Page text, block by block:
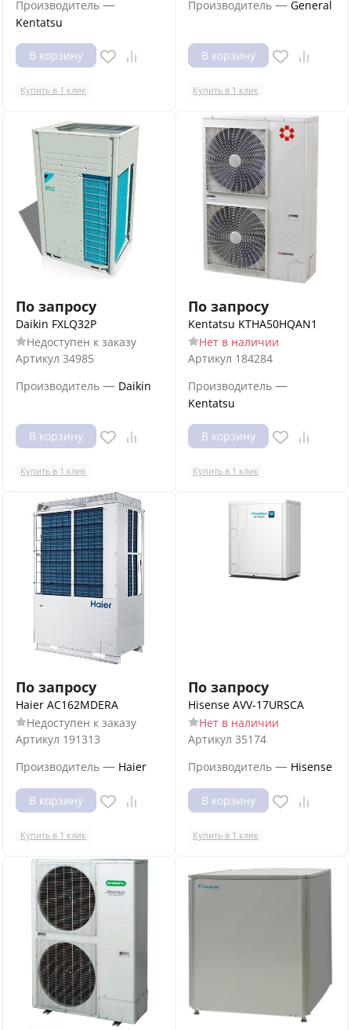
Производитель —
Kentatsu
В корзину
Купить в 1 клик
Производитель — General
В корзину
Купить в 1 клик
По запросу
Daikin FXLQ32P
Недоступен к заказу
Артикул 34985
Производитель — Daikin
В корзину
Купить в 1 клик
По запросу
Kentatsu KTHA50HQAN1
Нет в наличии
Артикул 184284
Производитель —
Kentatsu
В корзину
Купить в 1 клик
По запросу
Haier AC162MDERA
Недоступен к заказу
Артикул 191313
Производитель — Haier
В корзину
Купить в 1 клик
По запросу
Hisense AVV-17URSCA
Нет в наличии
Артикул 35174
Производитель — Hisense
В корзину
Купить в 1 клик